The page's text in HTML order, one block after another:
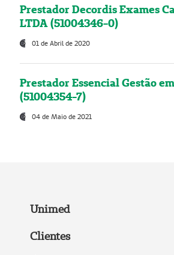
Prestador Decordis Exames
LTDA (51004346-0)
01 de Abril de 2020
Prestador Essencial Gestão
(51004354-7)
04 de Maio de 2021
Unimed
Clientes